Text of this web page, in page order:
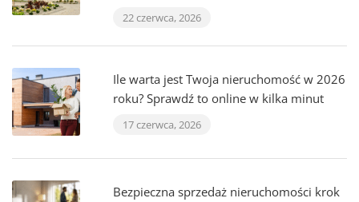
22 czerwca, 2026
Ile warta jest Twoja nieruchomość w 2026
roku? Sprawdź to online w kilka minut
17 czerwca, 2026
Bezpieczna sprzedaż nieruchomości krok